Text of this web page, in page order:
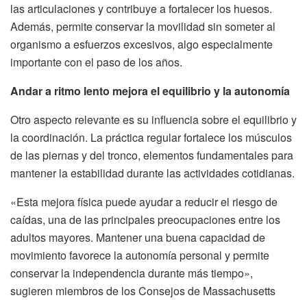
las articulaciones y contribuye a fortalecer los huesos.
Además, permite conservar la movilidad sin someter al
organismo a esfuerzos excesivos, algo especialmente
importante con el paso de los años.
Andar a ritmo lento mejora el equilibrio y la autonomía
Otro aspecto relevante es su influencia sobre el equilibrio y
la coordinación. La práctica regular fortalece los músculos
de las piernas y del tronco, elementos fundamentales para
mantener la estabilidad durante las actividades cotidianas.
«Esta mejora física puede ayudar a reducir el riesgo de
caídas, una de las principales preocupaciones entre los
adultos mayores. Mantener una buena capacidad de
movimiento favorece la autonomía personal y permite
conservar la independencia durante más tiempo»,
sugieren miembros de los Consejos de Massachusetts